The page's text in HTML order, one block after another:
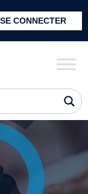
SE CONNECTER